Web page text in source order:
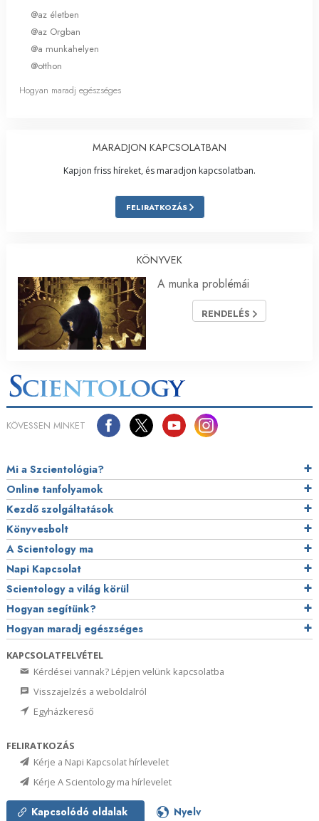
@az életben
@az Orgban
@a munkahelyen
@otthon
Hogyan maradj egészséges
MARADJON KAPCSOLATBAN
Kapjon friss híreket, és maradjon kapcsolatban.
FELIRATKOZÁS
KÖNYVEK
A munka problémái
RENDELÉS
KÖVESSEN MINKET
Mi a Szcientológia?
Online tanfolyamok
Kezdő szolgáltatások
Könyvesbolt
A Scientology ma
Napi Kapcsolat
Scientology a világ körül
Hogyan segítünk?
Hogyan maradj egészséges
KAPCSOLATFELVÉTEL
Kérdései vannak? Lépjen velünk kapcsolatba
Visszajelzés a weboldalról
Egyházkereső
FELIRATKOZÁS
Kérje a Napi Kapcsolat hírlevelet
Kérje A Scientology ma hírlevelet
Kapcsolódó oldalak Nyelv